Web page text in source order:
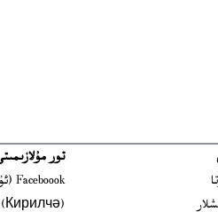
تور
Faceboook (ئۇيغۇرچە)
(Кирилчә)